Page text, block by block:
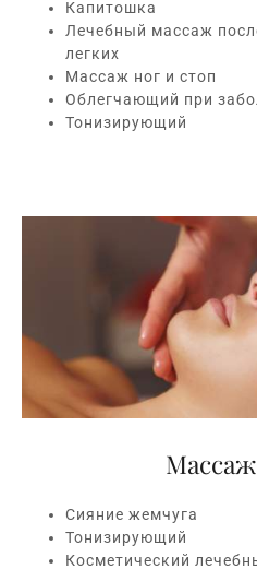
Капитошка
Лечебный массаж
легких
Массаж ног и стоп
Облегчающий при
Тонизирующий
Сияние жемчуга
Тонизирующий
Косметический